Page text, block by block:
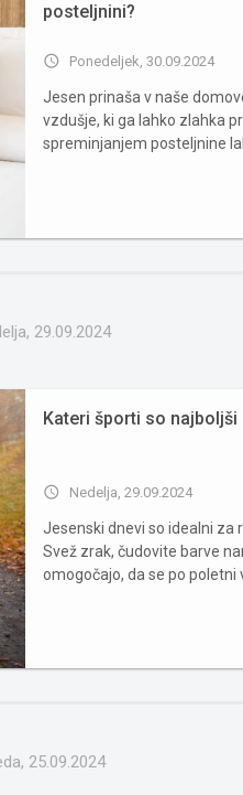
posteljnini?
access_time Ponedeljek, 30.09.2024
Jesen prinaša v naše
vzdušje, ki ga lahko zlahka
spreminjanjem posteljnine
29.09.2024
Kateri športi so najboljši
access_time Nedelja, 29.09.2024
Jesenski dnevi so idealni za
Svež zrak, čudovite barve
omogočajo, da se po poletni
25.09.2024